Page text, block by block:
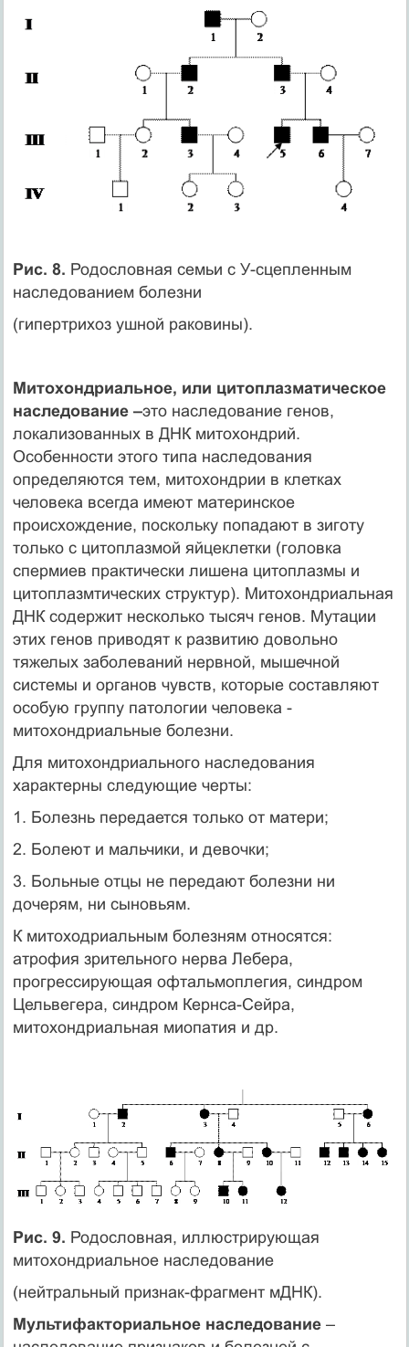
Рис. 8. Родословная семьи с У-сцепленным
наследованием болезни
(гипертрихоз ушной раковины).
Митохондриальное, или цитоплазматическое
наследование –это наследование генов,
локализованных в ДНК митохондрий.
Особенности этого типа наследования
определяются тем, митохондрии в клетках
человека всегда имеют материнское
происхождение, поскольку попадают в зиготу
только с цитоплазмой яйцеклетки (головка
спермиев практически лишена цитоплазмы и
цитоплазмтических структур). Митохондриальная
ДНК содержит несколько тысяч генов. Мутации
этих генов приводят к развитию довольно
тяжелых заболеваний нервной, мышечной
системы и органов чувств, которые составляют
особую группу патологии человека -
митохондриальные болезни.
Для митохондриального наследования
характерны следующие черты:
1. Болезнь передается только от матери;
2. Болеют и мальчики, и девочки;
3. Больные отцы не передают болезни ни
дочерям, ни сыновьям.
К митоходриальным болезням относятся:
атрофия зрительного нерва Лебера,
прогрессирующая офтальмоплегия, синдром
Цельвегера, синдром Кернса-Сейра,
митохондриальная миопатия и др.
Рис. 9. Родословная, иллюстрирующая
митохондриальное наследование
(нейтральный признак-фрагмент мДНК).
Мультифакториальное наследование–